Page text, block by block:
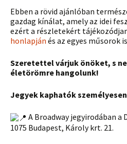
Ebben a rövid ajánlóban
gazdag kínálat, amely az idei
ezért a részletekért
honlapján és az egyes műsorok
Szeretettel várjuk önöket, s
életörömre hangolunk!
Jegyek kaphatók személyesen
A Broadway jegyirodában a
1075 Budapest, Károly krt. 21.